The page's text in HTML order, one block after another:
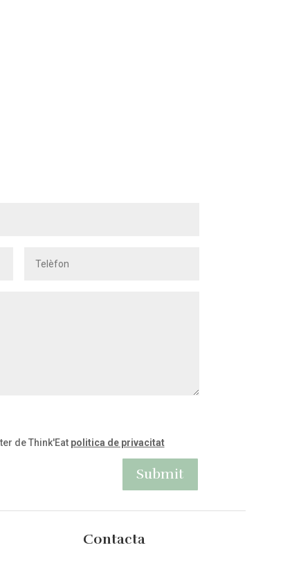
de Think'Eat politica de privacitat
Submit
Contacta